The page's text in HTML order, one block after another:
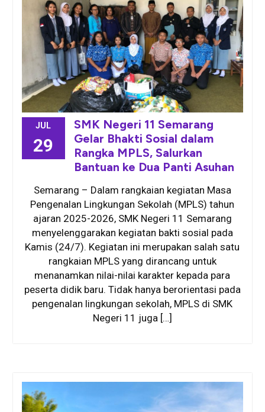
JUL
29
SMK Negeri 11 Semarang
Gelar Bhakti Sosial dalam
Rangka MPLS, Salurkan
Bantuan ke Dua Panti Asuhan
Semarang – Dalam rangkaian kegiatan Masa
Pengenalan Lingkungan Sekolah (MPLS) tahun
ajaran 2025-2026, SMK Negeri 11 Semarang
menyelenggarakan kegiatan bakti sosial pada
Kamis (24/7). Kegiatan ini merupakan salah satu
rangkaian MPLS yang dirancang untuk
menanamkan nilai-nilai karakter kepada para
peserta didik baru. Tidak hanya berorientasi pada
pengenalan lingkungan sekolah, MPLS di SMK
Negeri 11 juga […]